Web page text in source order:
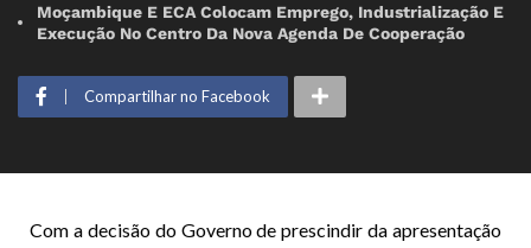
Moçambique E ECA Colocam Emprego, Industrialização E
Execução No Centro Da Nova Agenda De Cooperação
Compartilhar no Facebook
Com a decisão do Governo de prescindir da apresentação